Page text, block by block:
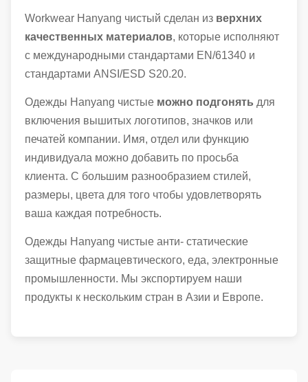
Workwear Hanyang чистый сделан из верхних
качественных материалов, которые исполняют
с международными стандартами EN/61340 и
стандартами ANSI/ESD S20.20.
Одежды Hanyang чистые можно подгонять для
включения вышитых логотипов, значков или
печатей компании. Имя, отдел или функцию
индивидуала можно добавить по просьба
клиента. С большим разнообразием стилей,
размеры, цвета для того чтобы удовлетворять
ваша каждая потребность.
Одежды Hanyang чистые анти- статические
защитные фармацевтического, еда, электронные
промышленности. Мы экспортируем наши
продукты к нескольким стран в Азии и Европе.